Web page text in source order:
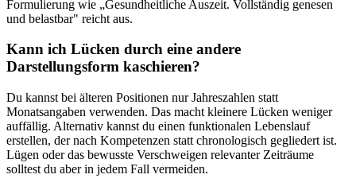
Formulierung wie „Gesundheitliche Auszeit. Vollständig genesen
und belastbar" reicht aus.
Kann ich Lücken durch eine andere
Darstellungsform kaschieren?
Du kannst bei älteren Positionen nur Jahreszahlen statt
Monatsangaben verwenden. Das macht kleinere Lücken weniger
auffällig. Alternativ kannst du einen funktionalen Lebenslauf
erstellen, der nach Kompetenzen statt chronologisch gegliedert ist.
Lügen oder das bewusste Verschweigen relevanter Zeiträume
solltest du aber in jedem Fall vermeiden.